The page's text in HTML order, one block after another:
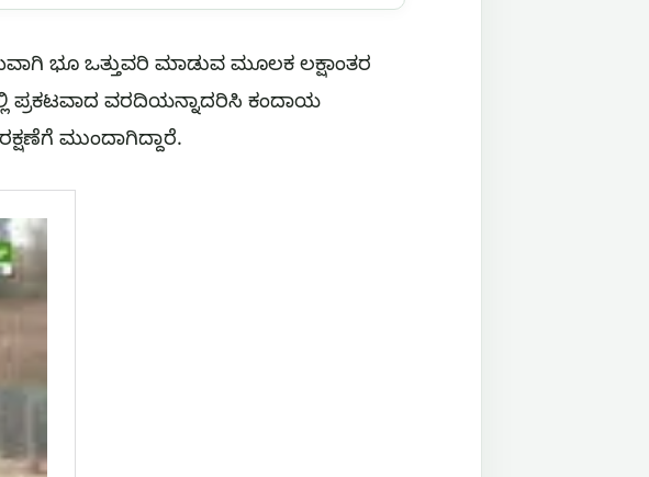
ಭೂ ಒತ್ತುವರಿ ಮಾಡುವ ಮೂಲಕ ಲಕ್ಷಾಂತರ
ವರದಿಯನ್ನಾದರಿಸಿ ಕಂದಾಯ
ಮುಂದಾಗಿದ್ದಾರೆ.